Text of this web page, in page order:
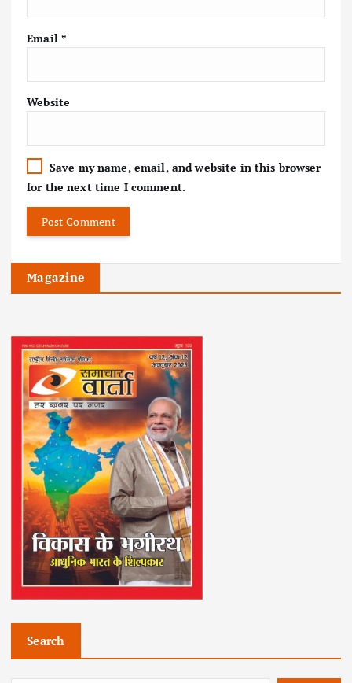
Email *
Website
Save my name, email, and website in this browser
for the next time I comment.
Magazine
Search